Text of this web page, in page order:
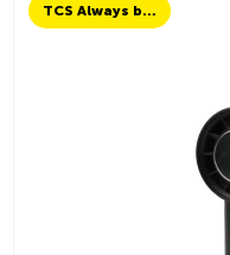
TCS Always by my side